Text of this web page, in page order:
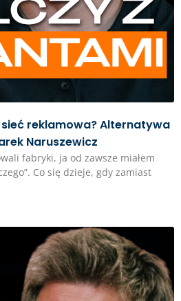
reklamowa? Alternatywa
Naruszewicz
fabryki, ja od zawsze miałem
Co się dzieje, gdy zamiast